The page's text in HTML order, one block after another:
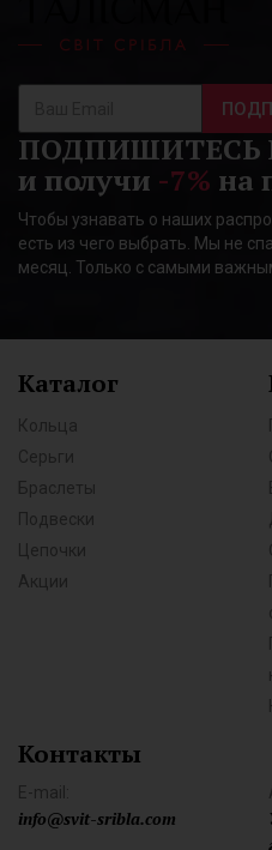
ПОДПИШИТЕСЬ
и получи -7% на
Чтобы узнавать о наших
есть из чего выбрать. Мы не
месяц. Только с самыми
Каталог
Кольца
Серьги
Браслеты
Подвески
Цепочки
Акции
Контакты
E-mail:
info@svit-sribla.com